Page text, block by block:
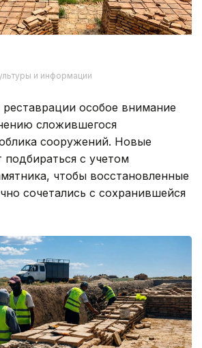
особое внимание
сложившегося
сооружений. Новые
с учетом
чтобы восстановленные
сочетались с сохранившейся